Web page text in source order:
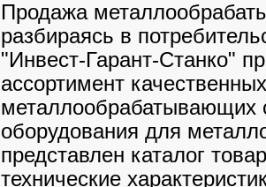
Продажа
разбираясь в
"Инвест-Гарант-Станко"
ассортимент
металлообрабатывающих
оборудования для
представлен каталог
технические